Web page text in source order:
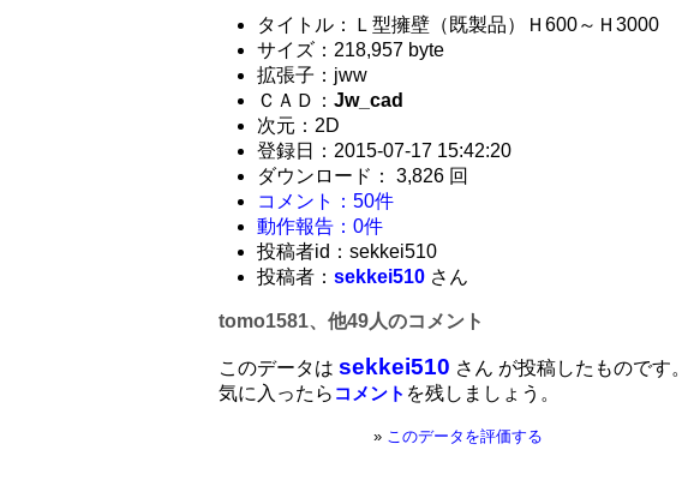
タイトル：Ｌ型擁壁（既製品）Ｈ600～Ｈ3000
サイズ：218,957 byte
拡張子：jww
ＣＡＤ： Jw_cad
次元：2D
登録日：2015-07-17 15:42:20
ダウンロード： 3,826 回
コメント：50件
動作報告：0件
投稿者id：sekkei510
投稿者： sekkei510 さん
tomo1581、他49人のコメント
このデータは sekkei510 さん が投稿したものです。
気に入ったら コメント を残しましょう。
» このデータを評価する